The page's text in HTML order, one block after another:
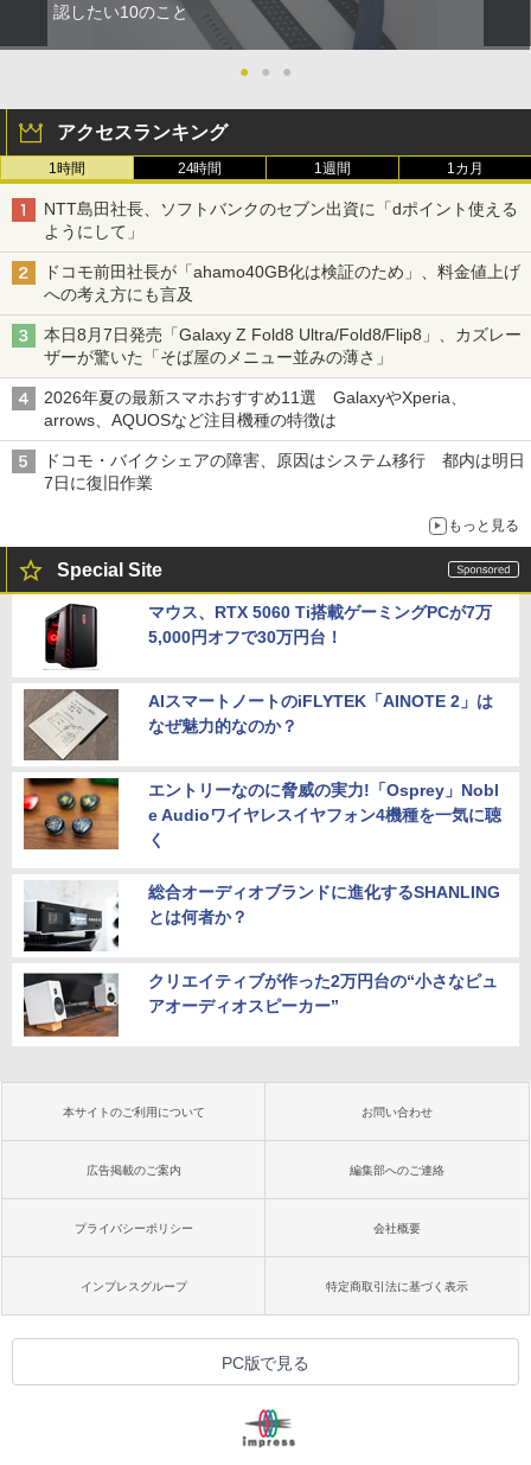
認したい10のこと
● ● ●
アクセスランキング
1時間 24時間 1週間 1カ月
NTT島田社長、ソフトバンクのセブン出資に「dポイント使える
ようにして」
ドコモ前田社長が「ahamo40GB化は検証のため」、料金値上げ
への考え方にも言及
本日8月7日発売「Galaxy Z Fold8 Ultra/Fold8/Flip8」、カズレー
ザーが驚いた「そば屋のメニュー並みの薄さ」
2026年夏の最新スマホおすすめ11選 GalaxyやXperia、
arrows、AQUOSなど注目機種の特徴は
ドコモ・バイクシェアの障害、原因はシステム移行 都内は明日
7日に復旧作業
もっと見る
Special Site
マウス、RTX 5060 Ti搭載ゲーミングPCが7万
5,000円オフで30万円台！
AIスマートノートのiFLYTEK「AINOTE 2」は
なぜ魅力的なのか？
エントリーなのに脅威の実力!「Osprey」Nobl
e Audioワイヤレスイヤフォン4機種を一気に聴
く
総合オーディオブランドに進化するSHANLING
とは何者か？
クリエイティブが作った2万円台の“小さなピュ
アオーディオスピーカー”
本サイトのご利用について お問い合わせ
広告掲載のご案内 編集部へのご連絡
プライバシーポリシー 会社概要
インプレスグループ 特定商取引法に基づく表示
PC版で見る